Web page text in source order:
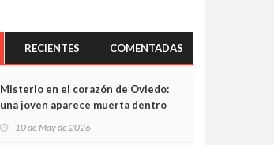
RECIENTES COMENTADAS
Misterio en el corazón de Oviedo:
una joven aparece muerta dentro
cámaras captan sus últimos
10 de May de 2026